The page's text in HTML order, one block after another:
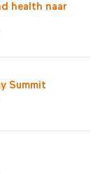
health naar
Summit